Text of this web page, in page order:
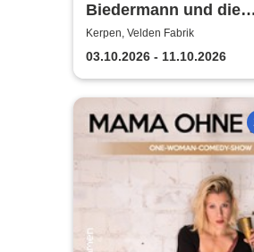
Biedermann und die
Brandstifter -
Theaterensemble dell'
e.V.
Kerpen, Velden Fabrik
03.10.2026 - 11.10.2026